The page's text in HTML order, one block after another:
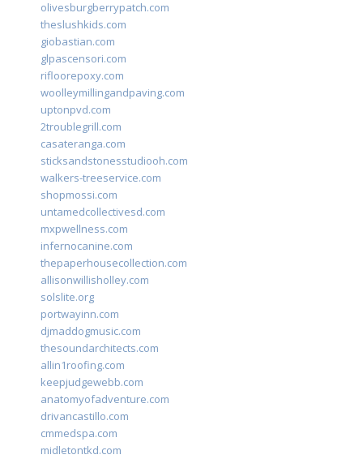
olivesburgberrypatch.com
theslushkids.com
giobastian.com
glpascensori.com
rifloorepoxy.com
woolleymillingandpaving.com
uptonpvd.com
2troublegrill.com
casateranga.com
sticksandstonesstudiooh.com
walkers-treeservice.com
shopmossi.com
untamedcollectivesd.com
mxpwellness.com
infernocanine.com
thepaperhousecollection.com
allisonwillisholley.com
solslite.org
portwayinn.com
djmaddogmusic.com
thesoundarchitects.com
allin1roofing.com
keepjudgewebb.com
anatomyofadventure.com
drivancastillo.com
cmmedspa.com
midletontkd.com